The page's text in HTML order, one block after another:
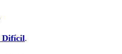
Difícil.